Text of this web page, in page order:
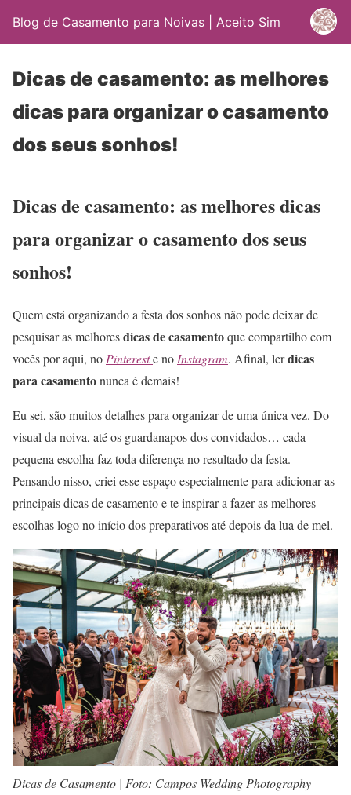
Blog de Casamento para Noivas | Aceito Sim
Dicas de casamento: as melhores
dicas para organizar o casamento
dos seus sonhos!
Dicas de casamento: as melhores dicas
para organizar o casamento dos seus
sonhos!
Quem está organizando a festa dos sonhos não pode deixar de
pesquisar as melhoresdicas de casamentoque compartilho com
vocês por aqui, no Pintereste no Instagram. Afinal, lerdicas
para casamentonunca é demais!
Eu sei, são muitos detalhes para organizar de uma única vez. Do
visual da noiva, até os guardanapos dos convidados… cada
pequena escolha faz toda diferença no resultado da festa.
Pensando nisso, criei esse espaço especialmente para adicionar as
principais dicas de casamento e te inspirar a fazer as melhores
escolhas logo no início dos preparativos até depois da lua de mel.
Dicas de Casamento | Foto: Campos Wedding Photography